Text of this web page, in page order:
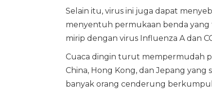
Selain itu, virus ini juga dapat
menyentuh permukaan benda yang
mirip dengan virus Influenza A dan
Cuaca dingin turut mempermudah
China, Hong Kong, dan Jepang yang
banyak orang cenderung